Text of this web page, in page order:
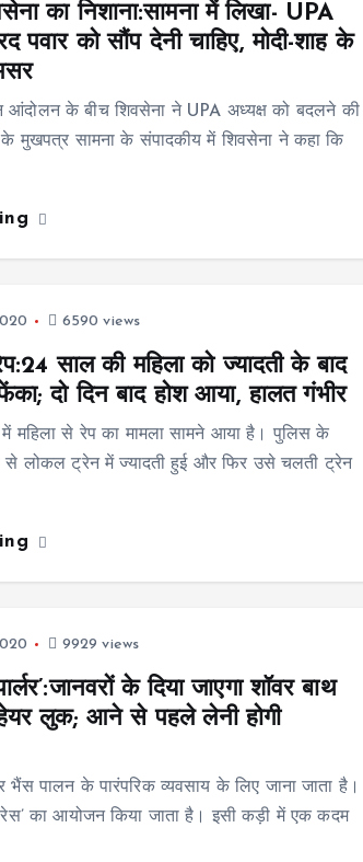
का निशाना:सामना में लिखा- UPA
पवार को सौंप देनी चाहिए, मोदी-शाह के
आंदोलन के बीच शिवसेना ने UPA अध्यक्ष को बदलने की
मुखपत्र सामना के संपादकीय में शिवसेना ने कहा कि
6590 views
साल की महिला को ज्यादती के बाद
दो दिन बाद होश आया, हालत गंभीर
महिला से रेप का मामला सामने आया है। पुलिस के
से लोकल ट्रेन में ज्यादती हुई और फिर उसे चलती ट्रेन
9929 views
के दिया जाएगा शॉवर बाथ
लुक; आने से पहले लेनी होगी
भैंस पालन के पारंपरिक व्यवसाय के लिए जाना जाता है।
का आयोजन किया जाता है। इसी कड़ी में एक कदम